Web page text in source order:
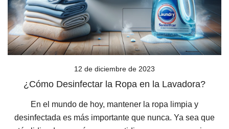
12 de diciembre de 2023
¿Cómo Desinfectar la Ropa en la Lavadora?
En el mundo de hoy, mantener la ropa limpia y
desinfectada es más importante que nunca. Ya sea que